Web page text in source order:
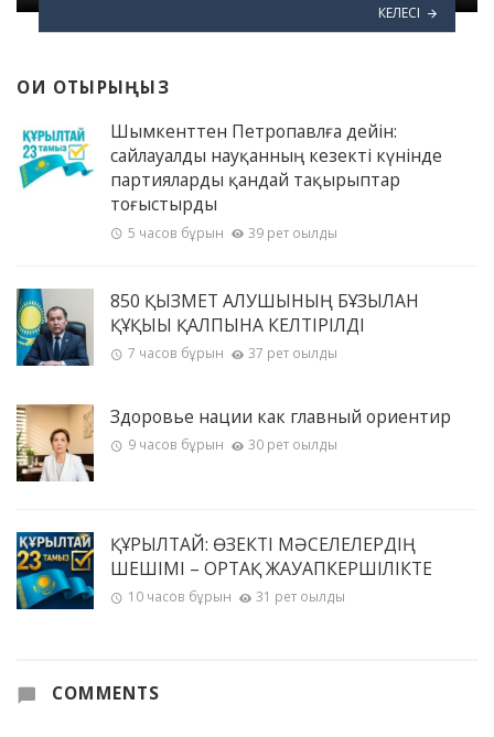
КЕЛЕСІ
ОҚИ ОТЫРЫҢЫЗ
Шымкенттен Петропавлға дейін:
сайлауалды науқанның кезекті күнінде
партияларды қандай тақырыптар
тоғыстырды
5 часов бұрын 39 рет оқылды
850 ҚЫЗМЕТ АЛУШЫНЫҢ БҰЗЫЛҒАН
ҚҰҚЫҒЫ ҚАЛПЫНА КЕЛТІРІЛДІ
7 часов бұрын 37 рет оқылды
Здоровье нации как главный ориентир
9 часов бұрын 30 рет оқылды
ҚҰРЫЛТАЙ: ӨЗЕКТІ МӘСЕЛЕЛЕРДІҢ
ШЕШІМІ – ОРТАҚ ЖАУАПКЕРШІЛІКТЕ
10 часов бұрын 31 рет оқылды
COMMENTS